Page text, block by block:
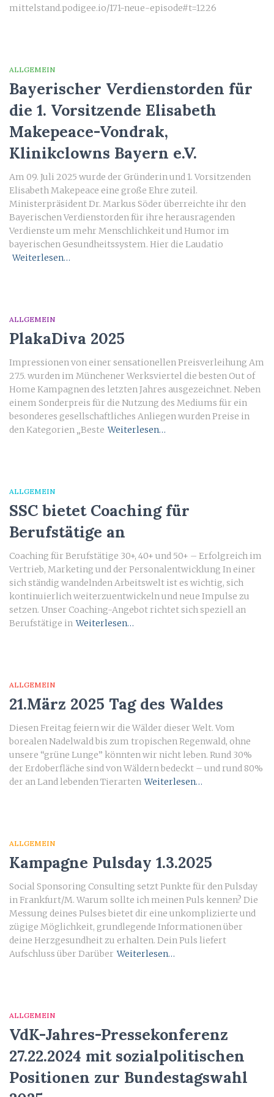
mittelstand.podigee.io/171-neue-episode#t=1226
ALLGEMEIN
Bayerischer Verdienstorden für
die 1. Vorsitzende Elisabeth
Makepeace-Vondrak,
Klinikclowns Bayern e.V.
Am 09. Juli 2025 wurde der Gründerin und 1. Vorsitzenden
Elisabeth Makepeace eine große Ehre zuteil.
Ministerpräsident Dr. Markus Söder überreichte ihr den
Bayerischen Verdienstorden für ihre herausragenden
Verdienste um mehr Menschlichkeit und Humor im
bayerischen Gesundheitssystem. Hier die Laudatio
Weiterlesen…
ALLGEMEIN
PlakaDiva 2025
Impressionen von einer sensationellen Preisverleihung Am
27.5. wurden im Münchener Werksviertel die besten Out of
Home Kampagnen des letzten Jahres ausgezeichnet. Neben
einem Sonderpreis für die Nutzung des Mediums für ein
besonderes gesellschaftliches Anliegen wurden Preise in
den Kategorien „Beste Weiterlesen…
ALLGEMEIN
SSC bietet Coaching für
Berufstätige an
Coaching für Berufstätige 30+, 40+ und 50+ – Erfolgreich im
Vertrieb, Marketing und der Personalentwicklung In einer
sich ständig wandelnden Arbeitswelt ist es wichtig, sich
kontinuierlich weiterzuentwickeln und neue Impulse zu
setzen. Unser Coaching-Angebot richtet sich speziell an
Berufstätige in Weiterlesen…
ALLGEMEIN
21.März 2025 Tag des Waldes
Diesen Freitag feiern wir die Wälder dieser Welt. Vom
borealen Nadelwald bis zum tropischen Regenwald, ohne
unsere “grüne Lunge” könnten wir nicht leben. Rund 30%
der Erdoberfläche sind von Wäldern bedeckt – und rund 80%
der an Land lebenden Tierarten Weiterlesen…
ALLGEMEIN
Kampagne Pulsday 1.3.2025
Social Sponsoring Consulting setzt Punkte für den Pulsday
in Frankfurt/M. Warum sollte ich meinen Puls kennen? Die
Messung deines Pulses bietet dir eine unkomplizierte und
zügige Möglichkeit, grundlegende Informationen über
deine Herzgesundheit zu erhalten. Dein Puls liefert
Aufschluss über Darüber Weiterlesen…
ALLGEMEIN
VdK-Jahres-Pressekonferenz
27.22.2024 mit sozialpolitischen
Positionen zur Bundestagswahl